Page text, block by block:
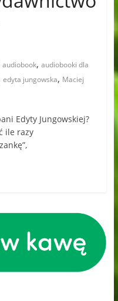
audiobook, audiobooki dla
edyta jungowska, Maciej
Edyty Jungowskiej?
ile razy